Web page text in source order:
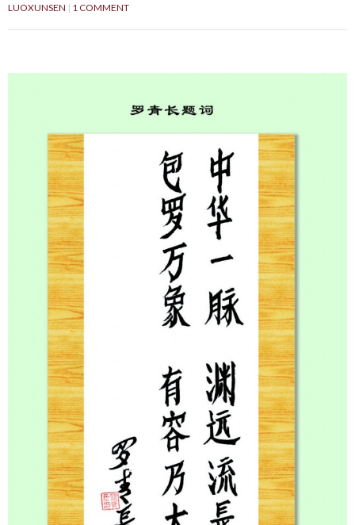
LUOXUNSEN
1 COMMENT